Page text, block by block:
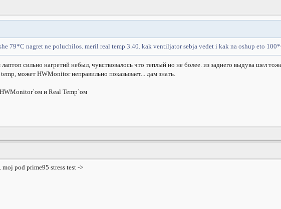
79*C nagret ne poluchilos. meril real temp 3.40. kak ventiljator sebja vedet i kak na oshup eto
сильно нагретий небыл, чувствовалось что теплый но не более. из заднего выдува шел
может HWMonitor неправильно показывает... дам знать.
и Real Temp`ом
moj pod prime95 stress test ->